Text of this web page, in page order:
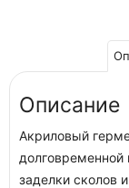
Описание
Акриловый
заделки сколов